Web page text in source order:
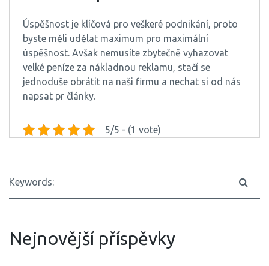
Úspěšnost je klíčová pro veškeré podnikání, proto
byste měli udělat maximum pro maximální
úspěšnost. Avšak nemusíte zbytečně vyhazovat
velké peníze za nákladnou reklamu, stačí se
jednoduše obrátit na naši firmu a nechat si od nás
napsat pr články.
5/5 - (1 vote)
Nejnovější příspěvky